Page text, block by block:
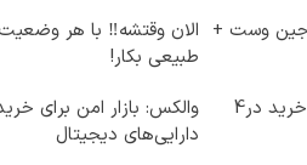
جین وست + الان وقتشه‼️ با هر
طبیعی بکار!
70% تخفیف ویژه جین وست + خرید در4
والکس: بازار امن برای
دارایی‌های دیجیتال